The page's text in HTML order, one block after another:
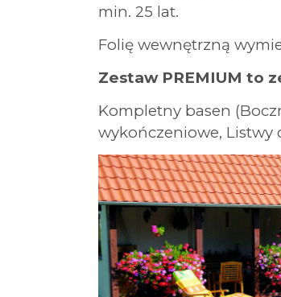
min. 25 lat.
Folię wewnętrzną
Zestaw PREMIUM to
Kompletny basen
wykończeniowe, Listwy